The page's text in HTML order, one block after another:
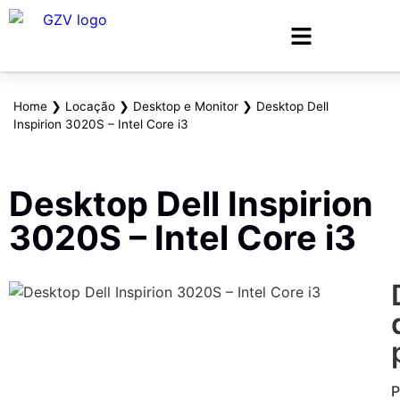
Home ❯ Locação ❯ Desktop e Monitor ❯ Desktop Dell
Inspirion 3020S – Intel Core i3
Desktop Dell Inspirion
3020S – Intel Core i3